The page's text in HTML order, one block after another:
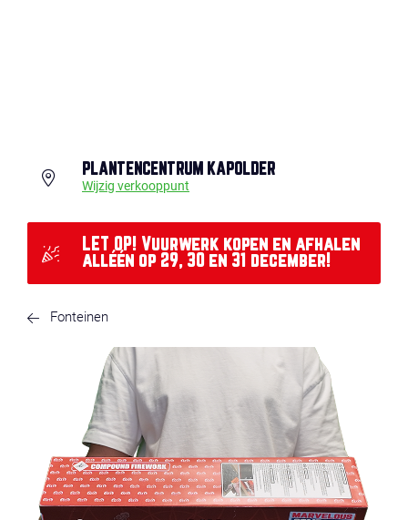
PLANTENCENTRUM KAPOLDER
Wijzig verkooppunt
LET OP! Vuurwerk kopen en afhalen
alléén op 29, 30 en 31 december!
Fonteinen